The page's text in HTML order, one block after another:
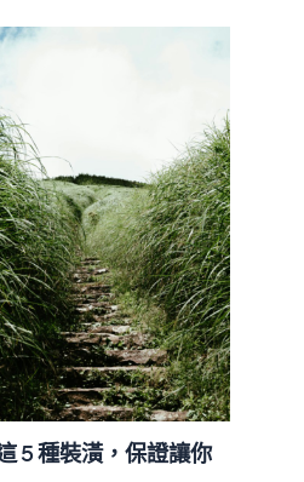
5 種裝潢，保證讓你